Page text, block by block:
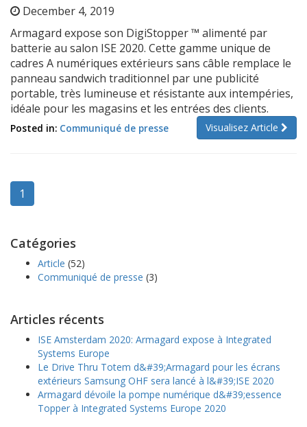
December 4, 2019
Armagard expose son DigiStopper ™ alimenté par
batterie au salon ISE 2020. Cette gamme unique de
cadres A numériques extérieurs sans câble remplace le
panneau sandwich traditionnel par une publicité
portable, très lumineuse et résistante aux intempéries,
idéale pour les magasins et les entrées des clients.
Visualisez Article
Posted in: Communiqué de presse
1
Catégories
Article (52)
Communiqué de presse (3)
Articles récents
ISE Amsterdam 2020: Armagard expose à Integrated
Systems Europe
Le Drive Thru Totem d&#39;Armagard pour les écrans
extérieurs Samsung OHF sera lancé à l&#39;ISE 2020
Armagard dévoile la pompe numérique d&#39;essence
Topper à Integrated Systems Europe 2020